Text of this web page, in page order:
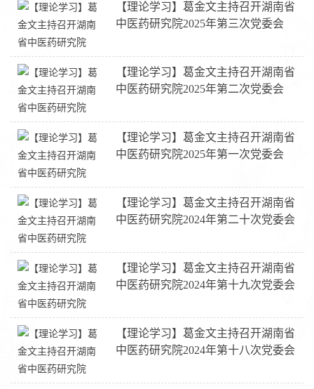
【理论学习】葛金文主持召开湖南省
中医药研究院2025年第三次党委会
【理论学习】葛金文主持召开湖南省
中医药研究院2025年第二次党委会
【理论学习】葛金文主持召开湖南省
中医药研究院2025年第一次党委会
【理论学习】葛金文主持召开湖南省
中医药研究院2024年第二十次党委会
【理论学习】葛金文主持召开湖南省
中医药研究院2024年第十九次党委会
【理论学习】葛金文主持召开湖南省
中医药研究院2024年第十八次党委会